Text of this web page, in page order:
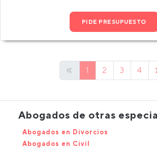
PIDE PRESUPUESTO
1 2 3 4
Abogados de otras
Abogados en Divorcios
Abogados en Civil